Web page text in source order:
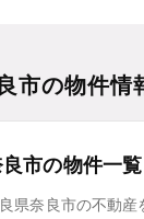
市の物件情
市の物件一覧
県奈良市の不動産